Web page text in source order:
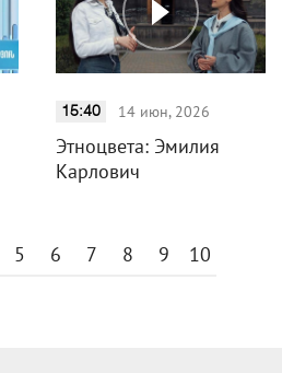
15:40 14 июн, 2026
Этноцвета: Эмилия
Карлович
5 6 7 8 9 10